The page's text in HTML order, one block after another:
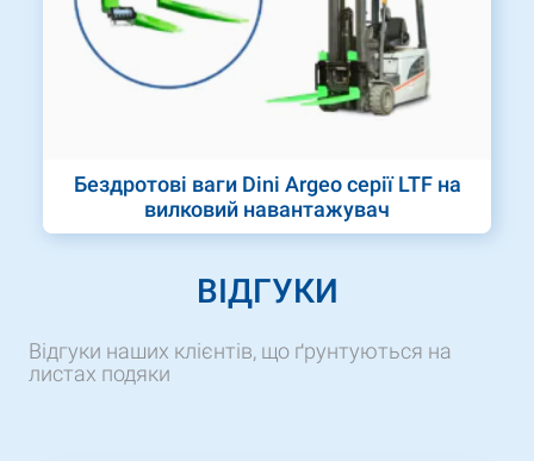
Бездротові ваги Dini Argeo серії LTF на
вилковий навантажувач
ВІДГУКИ
Відгуки наших клієнтів, що ґрунтуються на
листах подяки